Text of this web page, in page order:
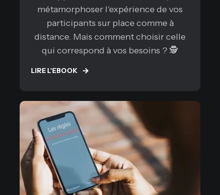
métamorphoser l'expérience de vos
participants sur place comme à
distance. Mais comment choisir celle
qui correspond à vos besoins ? 🕵️
LIRE L'EBOOK